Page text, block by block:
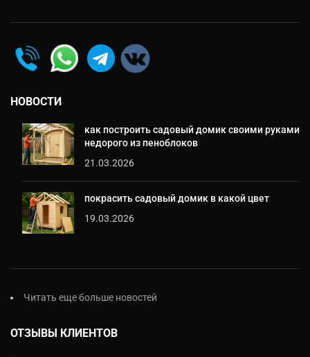
НОВОСТИ
как построить садовый домик своими руками
недорого из пеноблоков
21.03.2026
покрасить садовый домик в какой цвет
19.03.2026
Читать еще больше новостей
ОТЗЫВЫ КЛИЕНТОВ